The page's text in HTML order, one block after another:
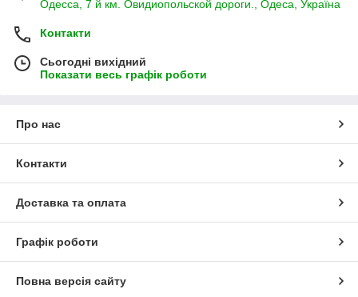
Одесса, 7 й км. Овидиопольской дороги., Одеса, Україна
Контакти
Сьогодні вихідний
Показати весь графік роботи
Про нас
Контакти
Доставка та оплата
Графік роботи
Повна версія сайту